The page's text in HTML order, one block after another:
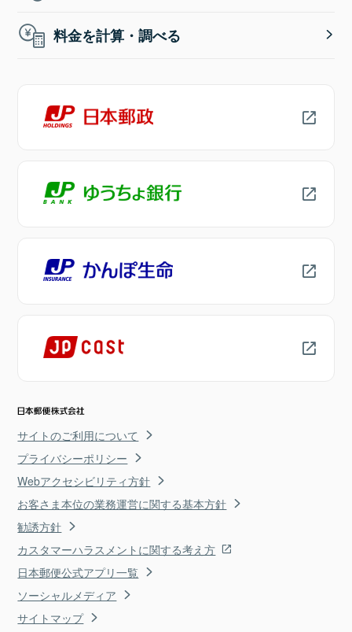
料金を計算・調べる
サイトのご利用について
プライバシーポリシー
Webアクセシビリティ方針
お客さま本位の業務運営に関する基本方針
勧誘方針
カスタマーハラスメントに関する考え方
日本郵便公式アプリ一覧
ソーシャルメディア
サイトマップ